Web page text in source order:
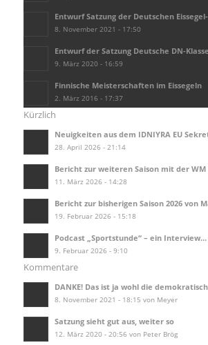
Entwurf Satzung der Deutschen
8. November 2021 - 17:50
Entwurf der Satzung Deutsche DN-
9. März 2020 - 16:59
Finnische Meisterschaften im Eissegeln
2. März 2016 - 17:37
Kürzlich
Neuigkeiten aus dem IDNIYRA EU
28. April 2026 - 21:14
Bericht zur weiteren Saison mit der WM
11. März 2026 - 14:28
Bericht zur bisherigen Saison 2026 von
19. Februar 2026 - 15:18
Podcast „Sportstunde“ – ein Interview...
9. Februar 2026 - 9:10
Kommentare
DANKE! Das ist ja wohl die
8. November 2021 - 18:15 von Meyer
Satzung sieht gut aus, weiter so
12. März 2020 - 20:56 von Peter Brög